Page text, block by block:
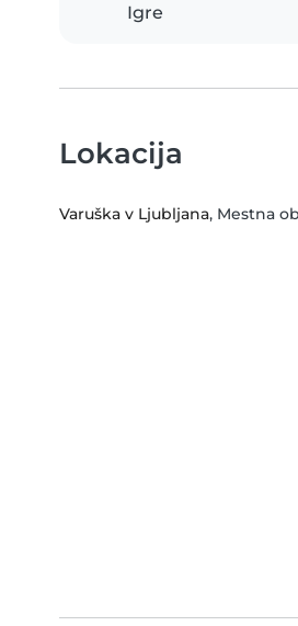
Igre
Lokacija
Varuška v Ljubljana, Mestna